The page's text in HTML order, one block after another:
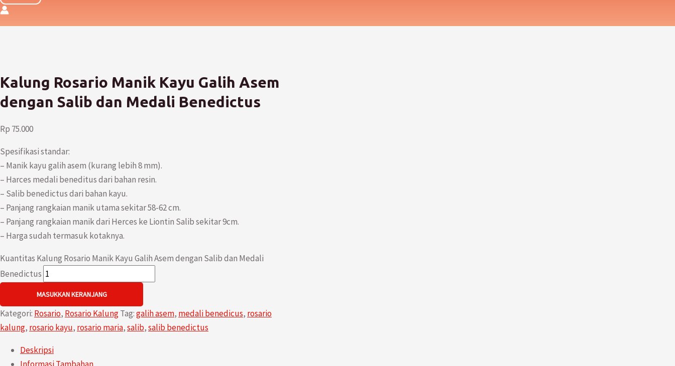
Kalung Rosario Manik Kayu Galih Asem
dengan Salib dan Medali Benedictus
Rp 75.000
Spesifikasi standar:
– Manik kayu galih asem (kurang lebih 8 mm).
– Harces medali beneditus dari bahan resin.
– Salib benedictus dari bahan kayu.
– Panjang rangkaian manik utama sekitar 58-62 cm.
– Panjang rangkaian manik dari Herces ke Liontin Salib sekitar 9cm.
– Harga sudah termasuk kotaknya.
Kuantitas Kalung Rosario Manik Kayu Galih Asem dengan Salib dan Medali
Benedictus
MASUKKAN KERANJANG
Kategori: Rosario, Rosario KalungTag:galih asem, medali benedicus, rosario
kalung, rosario kayu, rosario maria,salib,salib benedictus
Deskripsi